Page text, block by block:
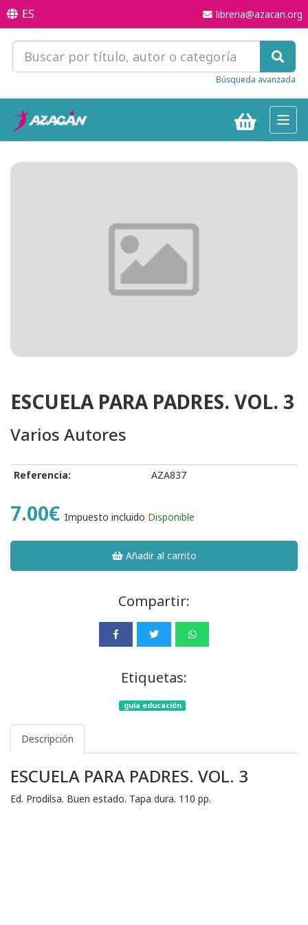
ES libreria@azacan.org
Búsqueda avanzada
ESCUELA PARA PADRES. VOL. 3
Varios Autores
Referencia: AZA837
7.00€ Impuesto incluido Disponible
Añadir al carrito
Compartir:
Etiquetas:
guía educación
Descripción
ESCUELA PARA PADRES. VOL. 3
Ed. Prodilsa. Buen estado. Tapa dura. 110 pp.